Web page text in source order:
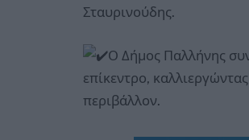
Σταυρινούδης.
Ο Δήμος Παλλήνης
επίκεντρο,
περιβάλλον.